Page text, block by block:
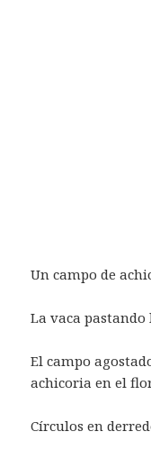
Un campo de
La vaca pastando
El campo
achicoria en el
Círculos en